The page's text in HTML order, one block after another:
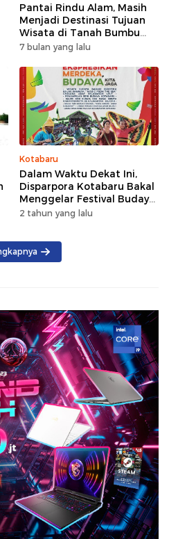
Pantai Rindu Alam, Masih
Menjadi Destinasi Tujuan
Wisata di Tanah Bumbu
dengan Rindangnya Pohon
7 bulan yang lalu
Kotabaru
Dalam Waktu Dekat Ini,
Disparpora Kotabaru Bakal
Menggelar Festival Budaya
Saijaan 2024
2 tahun yang lalu